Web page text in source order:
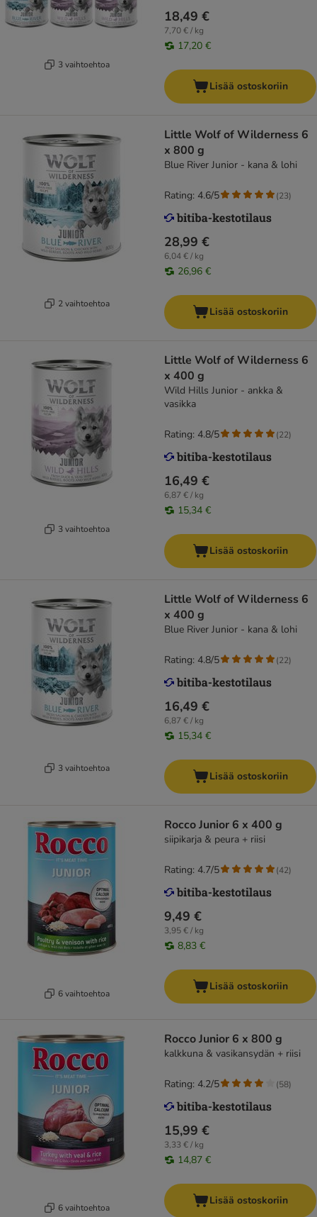
3 vaihtoehtoa
18,49 €
7,70 € / kg
17,20 €
Lisää ostoskoriin
2 vaihtoehtoa
Little Wolf of Wilderness 6
x 800 g
Blue River Junior - kana & lohi
28,99 €
6,04 € / kg
26,96 €
Rating: 4.6/5 (23)
Lisää ostoskoriin
3 vaihtoehtoa
Little Wolf of Wilderness 6
x 400 g
Wild Hills Junior - ankka &
vasikka
16,49 €
6,87 € / kg
15,34 €
Rating: 4.8/5 (22)
Lisää ostoskoriin
3 vaihtoehtoa
Little Wolf of Wilderness 6
x 400 g
Blue River Junior - kana & lohi
16,49 €
6,87 € / kg
15,34 €
Rating: 4.8/5 (22)
Lisää ostoskoriin
6 vaihtoehtoa
Rocco Junior 6 x 400 g
siipikarja & peura + riisi
9,49 €
3,95 € / kg
8,83 €
Rating: 4.7/5 (42)
Lisää ostoskoriin
6 vaihtoehtoa
Rocco Junior 6 x 800 g
kalkkuna & vasikansydän + riisi
15,99 €
3,33 € / kg
14,87 €
Rating: 4.2/5 (58)
Lisää ostoskoriin